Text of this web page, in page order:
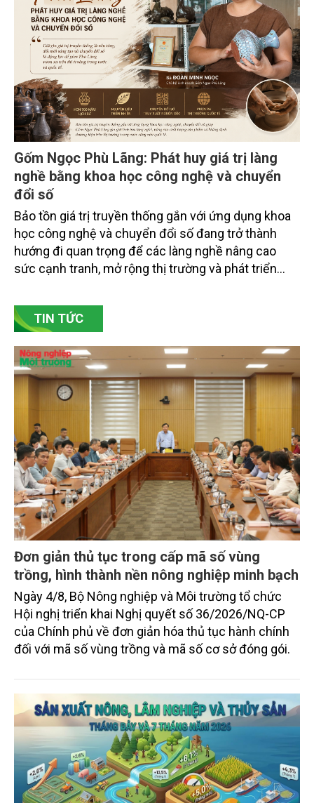
chuyên gia, nhà khoa học, Sở Nông nghiệp và Môi
trường tỉnh Lai Châu và đại diện các cơ quan đơn vị
doanh nghiệp ở các tỉnh miền núi phía Bắc.
Gốm Ngọc Phù Lãng: Phát huy giá trị làng
nghề bằng khoa học công nghệ và chuyển
đổi số
Bảo tồn giá trị truyền thống gắn với ứng dụng khoa
học công nghệ và chuyển đổi số đang trở thành
hướng đi quan trọng để các làng nghề nâng cao
sức cạnh tranh, mở rộng thị trường và phát triển
Bắc Ninh, nhiều nghệ nhân và cơ sở sản xuất đã
chủ động đổi mới tư duy, đầu tư công nghệ, xây
TIN TỨC
Đơn giản thủ tục trong cấp mã số vùng
trồng, hình thành nền nông nghiệp minh bạch
Ngày 4/8, Bộ Nông nghiệp và Môi trường tổ chức
Hội nghị triển khai Nghị quyết số 36/2026/NQ-CP
của Chính phủ về đơn giản hóa thủ tục hành chính
đối với mã số vùng trồng và mã số cơ sở đóng gói.